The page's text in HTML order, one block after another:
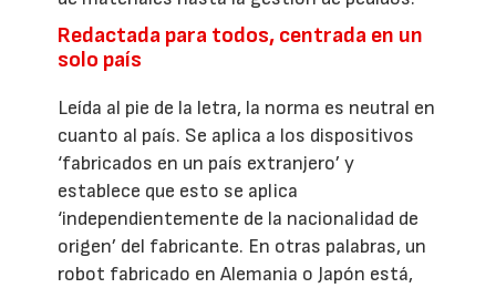
Redactada para todos, centrada en un
solo país
Leída al pie de la letra, la norma es neutral en
cuanto al país. Se aplica a los dispositivos
‘fabricados en un país extranjero’ y
establece que esto se aplica
‘independientemente de la nacionalidad de
origen’ del fabricante. En otras palabras, un
robot fabricado en Alemania o Japón está,